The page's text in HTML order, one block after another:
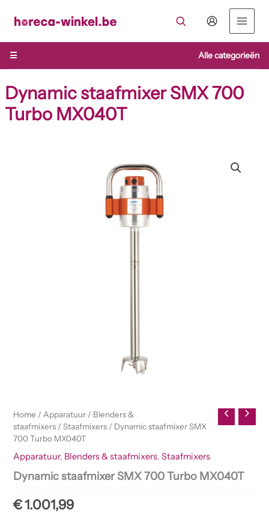
naar
inhoud
☰
Alle categorieën
Dynamic staafmixer SMX 700
Turbo MX040T
Home / Apparatuur / Blenders &
staafmixers /Staafmixers / Dynamic staafmixer SMX
700 Turbo MX040T
Apparatuur, Blenders & staafmixers,Staafmixers
Dynamic staafmixer SMX 700 Turbo MX040T
€1.001,99